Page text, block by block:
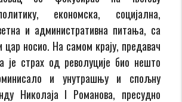
економска, социјална,
и административна питања, са
цар носио. На самом крају, предавач
је страх од револуције био нешто
и унутрашњу и спољну
Николаја I Романова, пресудно